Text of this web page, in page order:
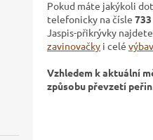
Pokud máte jakýkoli
telefonicky na čísle
Jaspis-přikrývky
zavinovačky i celé
Vzhledem k aktuální
způsobu převzetí